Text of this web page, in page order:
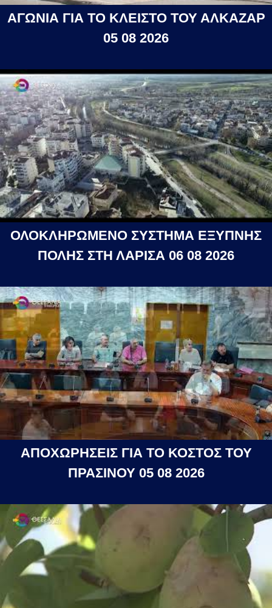
ΑΓΩΝΙΑ ΓΙΑ ΤΟ ΚΛΕΙΣΤΟ ΤΟΥ ΑΛΚΑΖΑΡ
05 08 2026
ΟΛΟΚΛΗΡΩΜΕΝΟ ΣΥΣΤΗΜΑ ΕΞΥΠΝΗΣ
ΠΟΛΗΣ ΣΤΗ ΛΑΡΙΣΑ 06 08 2026
ΑΠΟΧΩΡΗΣΕΙΣ ΓΙΑ ΤΟ ΚΟΣΤΟΣ ΤΟΥ
ΠΡΑΣΙΝΟΥ 05 08 2026